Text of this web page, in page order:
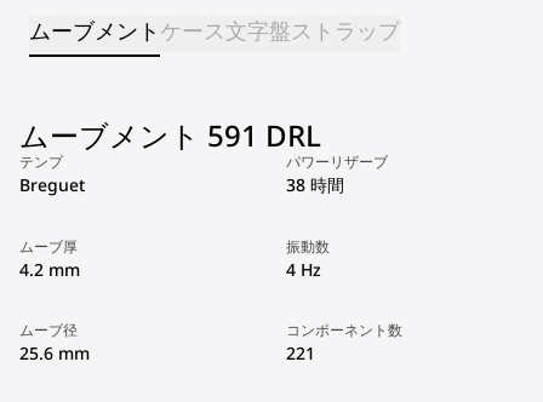
ムーブメント ケース文字盤ストラップ
ムーブメント 591 DRL
テンプ
Breguet
パワーリザーブ
38 時間
ムーブ厚
4.2 mm
振動数
4 Hz
ムーブ径
25.6 mm
コンポーネント数
221